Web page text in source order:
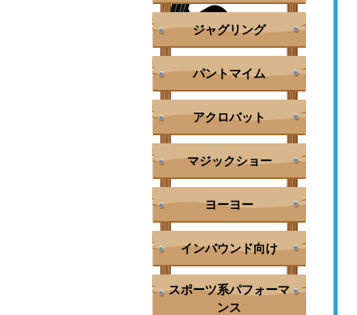
ジャグリング
パントマイム
アクロバット
マジックショー
ヨーヨー
インバウンド向け
スポーツ系パフォーマ
ンス